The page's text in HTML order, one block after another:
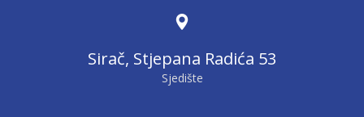
Sirač, Stjepana Radića 53
Sjedište